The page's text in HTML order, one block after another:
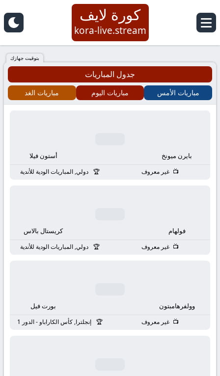
كورة
لايف
|
koora
مباريات
مباشر
live
كورة لايف
kora-live.stream
بتوقيت جهازك
جدول المباريات
مباريات الأمس مباريات اليوم مباريات الغد
بايرن ميونخ أستون فيلا
غير معروف دولي, المباريات الودية للأندية
فولهام كريستال بالاس
غير معروف دولي, المباريات الودية للأندية
وولفرهامبتون بورت فيل
غير معروف إنجلترا, كأس الكاراباو - الدور 1